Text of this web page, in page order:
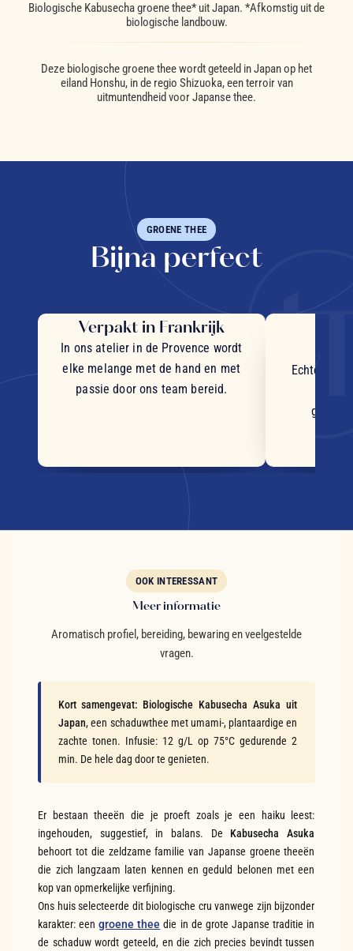
Biologische Kabusecha groene thee* uit Japan. *Afkomstig uit de
biologische landbouw.
Deze biologische groene thee wordt geteeld in Japan op het
eiland Honshu, in de regio Shizuoka, een terroir van
uitmuntendheid voor Japanse thee.
GROENE THEE
Bijna perfect
Verpakt in Frankrijk
In ons atelier in de Provence wordt
elke melange met de hand en met
passie door ons team bereid.
Echte
OOK INTERESSANT
Meer informatie
Aromatisch profiel, bereiding, bewaring en veelgestelde
vragen.
Kort samengevat: Biologische Kabusecha Asuka uit
Japan, een schaduwthee met umami-, plantaardige en
zachte tonen. Infusie: 12 g/L op 75°C gedurende 2
min. De hele dag door te genieten.
Er bestaan theeën die je proeft zoals je een haiku leest:
ingehouden, suggestief, in balans. De Kabusecha Asuka
behoort tot die zeldzame familie van Japanse groene theeën
die zich langzaam laten kennen en geduld belonen met een
kop van opmerkelijke verfijning.
Ons huis selecteerde dit biologische cru vanwege zijn bijzonder
karakter: eengroene thee die in de grote Japanse traditie in
de schaduw wordt geteeld, en die zich precies bevindt tussen